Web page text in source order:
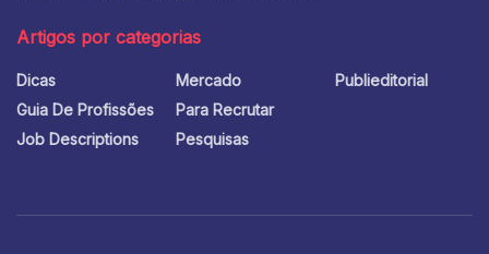
Artigos por categorias
Dicas
Guia De Profissões
Job Descriptions
Mercado
Para Recrutar
Pesquisas
Publieditorial